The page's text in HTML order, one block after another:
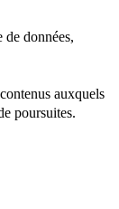
de données,
auxquels
poursuites.